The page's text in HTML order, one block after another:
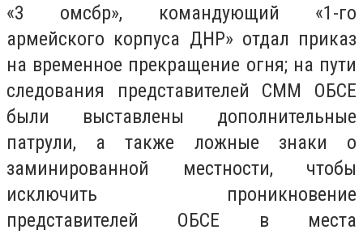
«3 омсбр», командующий «1-го
армейского корпуса ДНР» отдал приказ
на временное прекращение огня; на пути
следования представителей СММ ОБСЕ
были выставлены дополнительные
патрули, а также ложные знаки о
заминированной местности, чтобы
исключить проникновение
представителей ОБСЕ в места